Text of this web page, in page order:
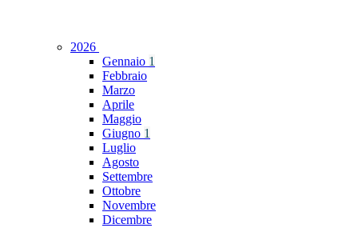
2026
Gennaio 1
Febbraio
Marzo
Aprile
Maggio
Giugno 1
Luglio
Agosto
Settembre
Ottobre
Novembre
Dicembre